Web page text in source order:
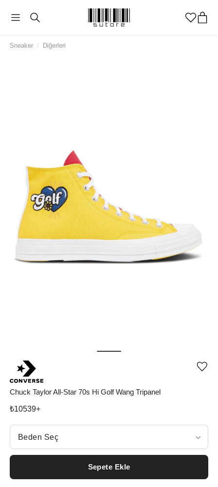
Sneaker / Diğerleri
Chuck Taylor All-Star 70s Hi Golf Wang Tripanel
₺10539+
Beden Seç
Beden Seç
Sepete Ekle